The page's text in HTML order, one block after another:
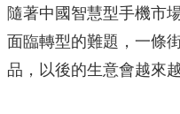
隨著中國智慧型手機市
面臨轉型的難題，一條
品，以後的生意會越來越